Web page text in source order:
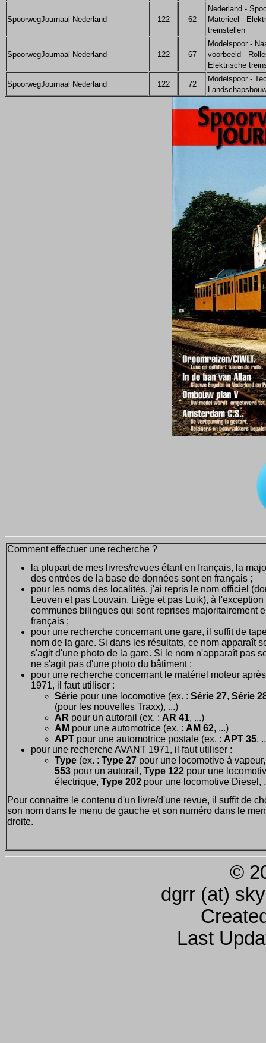
SpoorwegJournaal Nederland 122 62
Nederland -
Materieel -
treinstellen
SpoorwegJournaal Nederland 122 67
Modelspoor -
voorbeeld -
Elektrische
SpoorwegJournaal Nederland 122 72
Modelspoor -
Comment effectuer une recherche ?
la plupart de mes livres/revues étant en français, la
des entrées de la base de données sont en français ;
pour les noms des localités, j'ai repris le nom officiel
Leuven et pas Louvain, Liège et pas Luik), à l'exception
communes bilingues qui sont reprises majoritairement
français ;
pour une recherche concernant une gare, il suffit de
nom de la gare. Si dans les résultats, ce nom apparaît
s'agit d'une photo de la gare. Si le nom n'apparaît pas
ne s'agit pas d'une photo du bâtiment ;
pour une recherche concernant le matériel moteur après
1971, il faut utiliser :
Série pour une locomotive (ex. : Série 27, Série
(pour les nouvelles Traxx), ...)
AR pour un autorail (ex. : AR 41, ...)
AM pour une automotrice (ex. : AM 62, ...)
APT pour une automotrice postale (ex. : APT 35,
pour une recherche AVANT 1971, il faut utiliser :
Type (ex. : Type 27 pour une locomotive à
553 pour un autorail, Type 122 pour une
électrique, Type 202 pour une locomotive Diesel,
Pour connaître le contenu d'un livre/d'une revue, il suffit de
son nom dans le menu de gauche et son numéro dans le
droite.
©
dgrr (at)
Last